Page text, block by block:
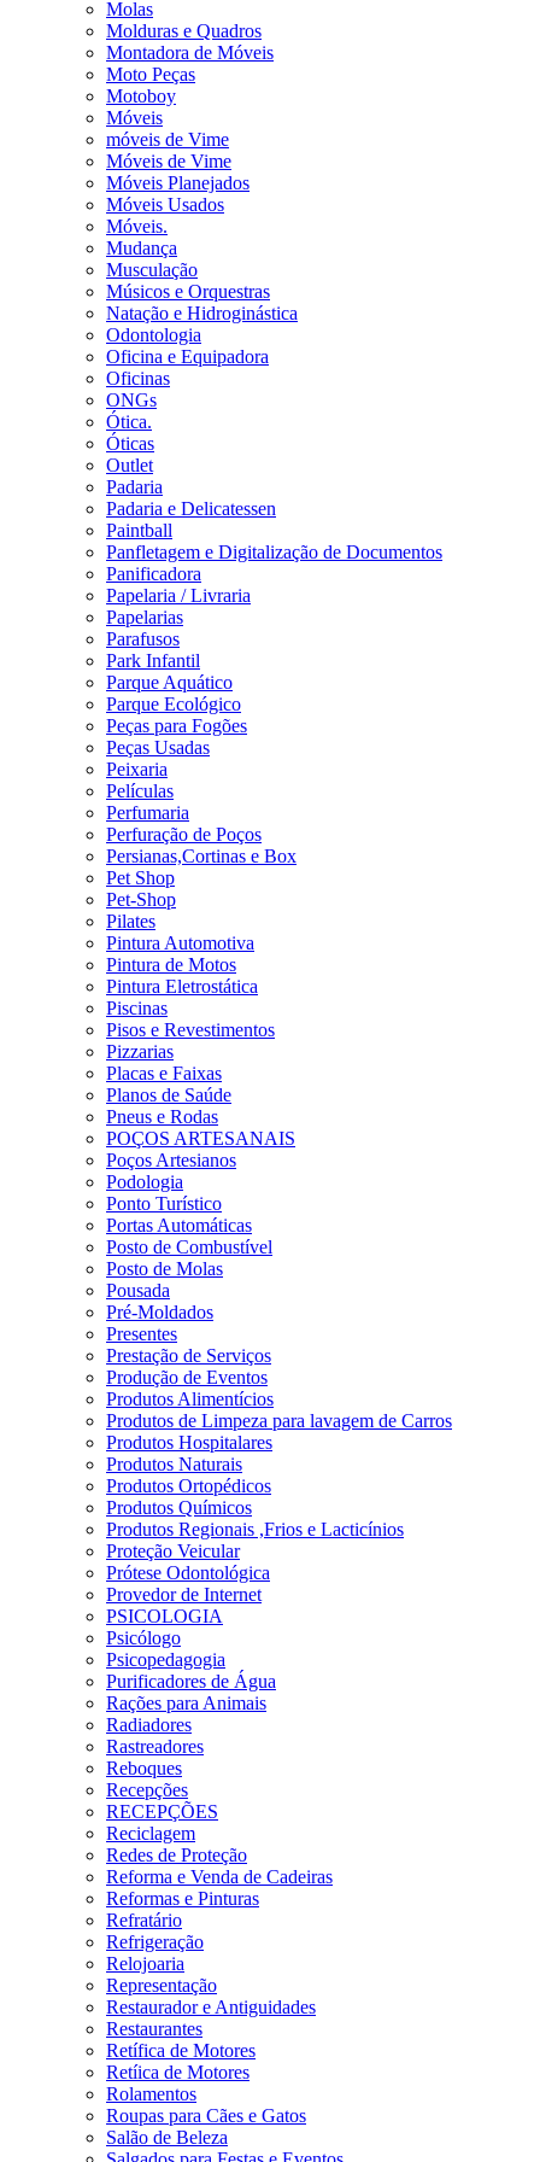
Molas
Molduras e Quadros
Montadora de Móveis
Moto Peças
Motoboy
Móveis
móveis de Vime
Móveis de Vime
Móveis Planejados
Móveis Usados
Móveis.
Mudança
Musculação
Músicos e Orquestras
Natação e Hidroginástica
Odontologia
Oficina e Equipadora
Oficinas
ONGs
Ótica.
Óticas
Outlet
Padaria
Padaria e Delicatessen
Paintball
Panfletagem e Digitalização de Documentos
Panificadora
Papelaria / Livraria
Papelarias
Parafusos
Park Infantil
Parque Aquático
Parque Ecológico
Peças para Fogões
Peças Usadas
Peixaria
Películas
Perfumaria
Perfuração de Poços
Persianas,Cortinas e Box
Pet Shop
Pet-Shop
Pilates
Pintura Automotiva
Pintura de Motos
Pintura Eletrostática
Piscinas
Pisos e Revestimentos
Pizzarias
Placas e Faixas
Planos de Saúde
Pneus e Rodas
POÇOS ARTESANAIS
Poços Artesianos
Podologia
Ponto Turístico
Portas Automáticas
Posto de Combustível
Posto de Molas
Pousada
Pré-Moldados
Presentes
Prestação de Serviços
Produção de Eventos
Produtos Alimentícios
Produtos de Limpeza para lavagem de Carros
Produtos Hospitalares
Produtos Naturais
Produtos Ortopédicos
Produtos Químicos
Produtos Regionais ,Frios e Lacticínios
Proteção Veicular
Prótese Odontológica
Provedor de Internet
PSICOLOGIA
Psicólogo
Psicopedagogia
Purificadores de Água
Rações para Animais
Radiadores
Rastreadores
Reboques
Recepções
RECEPÇÕES
Reciclagem
Redes de Proteção
Reforma e Venda de Cadeiras
Reformas e Pinturas
Refratário
Refrigeração
Relojoaria
Representação
Restaurador e Antiguidades
Restaurantes
Retífica de Motores
Retíica de Motores
Rolamentos
Roupas para Cães e Gatos
Salão de Beleza